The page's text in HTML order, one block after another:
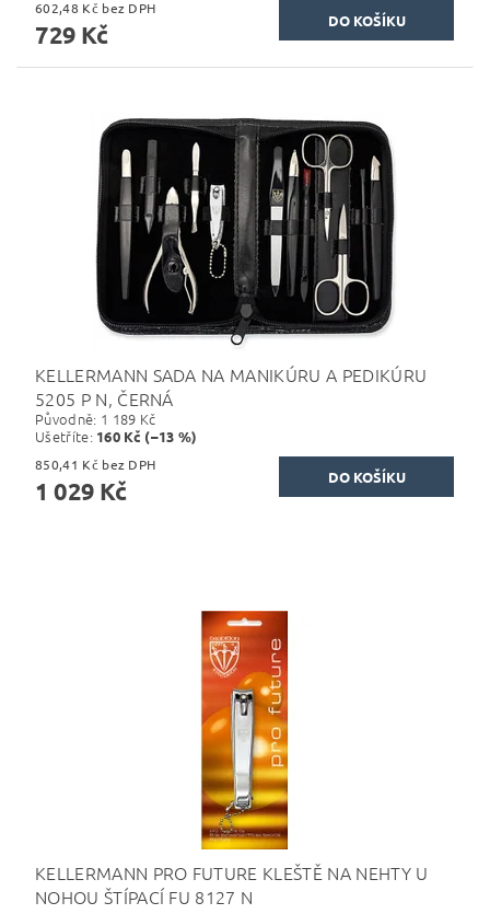
602,48 Kč bez DPH
729 Kč
KELLERMANN SADA NA MANIKÚRU A PEDIKÚRU
5205 P N, ČERNÁ
Původně: 1 189 Kč
Ušetříte: 160 Kč (–13 %)
850,41 Kč bez DPH
1 029 Kč
KELLERMANN PRO FUTURE KLEŠTĚ NA NEHTY U
NOHOU ŠTÍPACÍ FU 8127 N